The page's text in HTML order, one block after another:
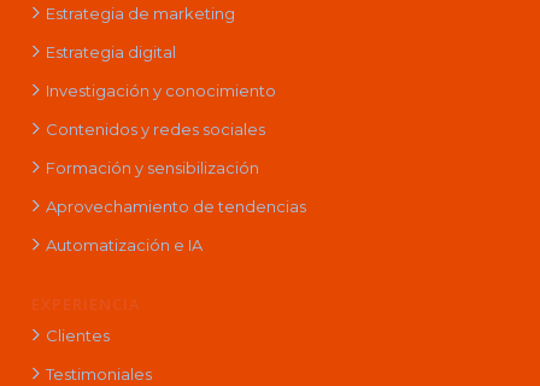
Estrategia de marketing
Estrategia digital
Investigación y conocimiento
Contenidos y redes sociales
Formación y sensibilización
Aprovechamiento de tendencias
Automatización e IA
EXPERIENCIA
Clientes
Testimoniales